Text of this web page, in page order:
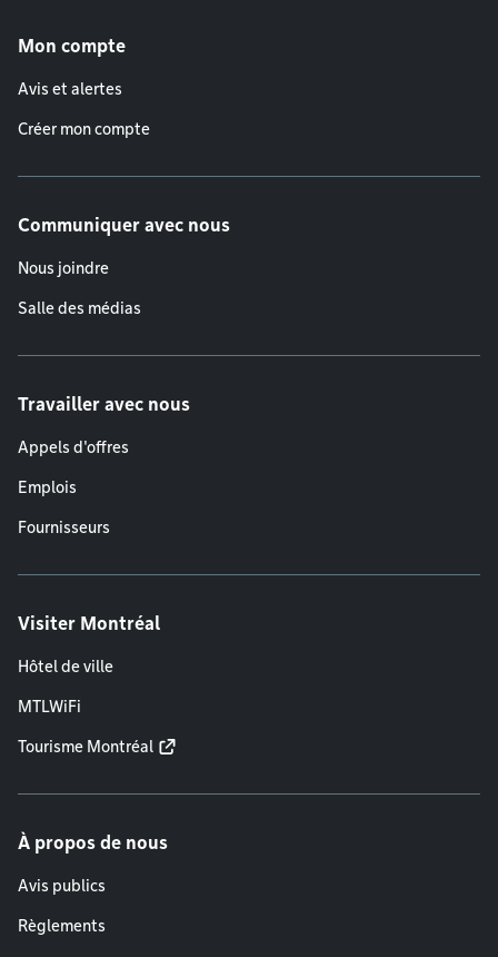
Mon compte
Avis et alertes
Créer mon compte
Communiquer avec nous
Nous joindre
Salle des médias
Travailler avec nous
Appels d'offres
Emplois
Fournisseurs
Visiter Montréal
Hôtel de ville
MTLWiFi
Tourisme Montréal
À propos de nous
Avis publics
Règlements